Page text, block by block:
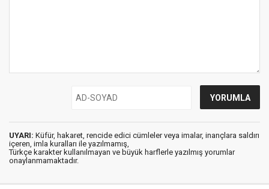
UYARI: Küfür, hakaret, rencide edici cümleler veya imalar, inançlara saldırı
içeren, imla kuralları ile yazılmamış,
Türkçe karakter kullanılmayan ve büyük harflerle yazılmış yorumlar
onaylanmamaktadır.